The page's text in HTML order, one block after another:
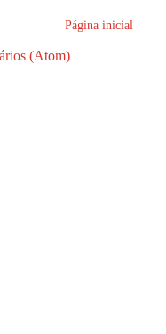
Página inicial
(Atom)